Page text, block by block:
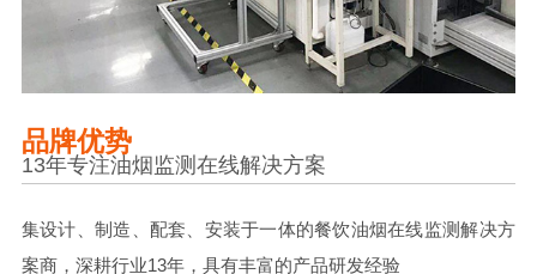
品牌优势
13年专注油烟监测在线解决方案
集设计、制造、配套、安装于一体的餐饮油烟在线监测解决方
案商，深耕行业13年，具有丰富的产品研发经验